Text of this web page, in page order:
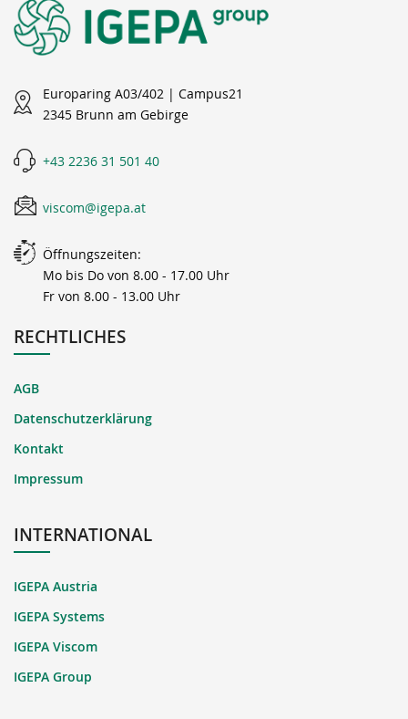
Europaring A03/402 | Campus21
2345 Brunn am Gebirge
+43 2236 31 501 40
viscom@igepa.at
Öffnungszeiten:
Mo bis Do von 8.00 - 17.00 Uhr
Fr von 8.00 - 13.00 Uhr
RECHTLICHES
AGB
Datenschutzerklärung
Kontakt
Impressum
INTERNATIONAL
IGEPA Austria
IGEPA Systems
IGEPA Viscom
IGEPA Group